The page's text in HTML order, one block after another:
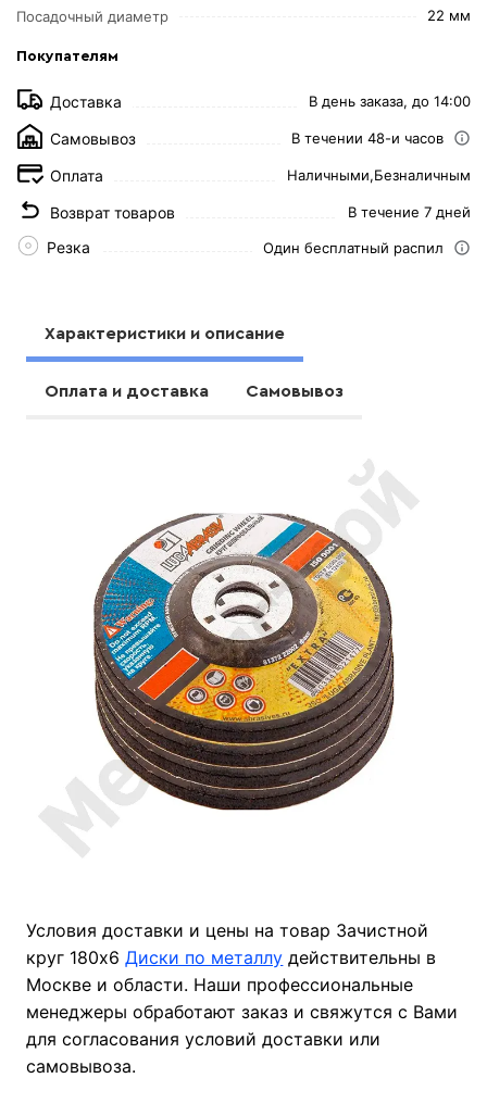
Посадочный диаметр
22 мм
Покупателям
Доставка В день заказа, до 14:00
Самовывоз В течении 48-и часов
Оплата Наличными,Безналичным
Возврат товаров В течение 7 дней
Резка Один бесплатный распил
Характеристики и описание
Оплата и доставка Самовывоз
Условия доставки и цены на товар Зачистной
круг 180х6Диски по металлу действительны в
Москве и области. Наши профессиональные
менеджеры обработают заказ и свяжутся с Вами
для согласования условий доставки или
самовывоза.